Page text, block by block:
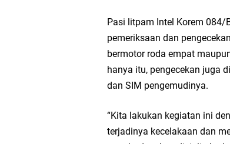
Optik
Ruwatan
Ketua
Wakil
Pasi litpam Intel Korem 084/
pemeriksaan dan
bermotor roda empat
hanya itu, pengecekan juga
dan SIM pengemudinya.
“Kita lakukan kegiatan ini
terjadinya kecelakaan dan